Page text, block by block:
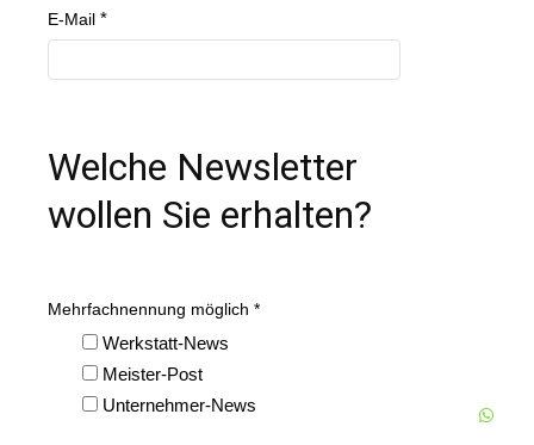
E-Mail
Welche Newsletter
wollen Sie erhalten?
Mehrfachnennung möglich
Werkstatt-News
Meister-Post
Unternehmer-News